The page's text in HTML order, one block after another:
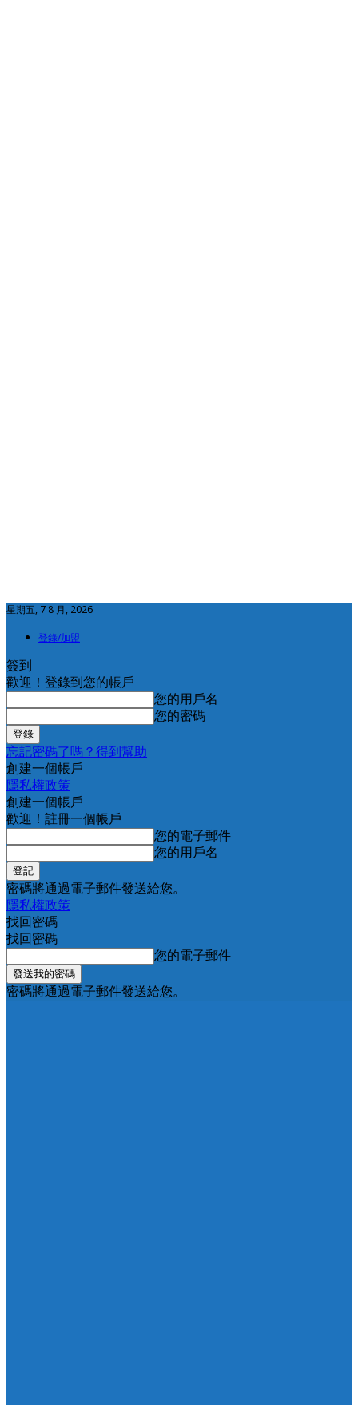
星期五, 7 8 月, 2026
登錄/加盟
簽到
歡迎！登錄到您的帳戶
您的用戶名
您的密碼
忘記密碼了嗎？得到幫助
創建一個帳戶
隱私權政策
創建一個帳戶
歡迎！註冊一個帳戶
您的電子郵件
您的用戶名
密碼將通過電子郵件發送給您。
隱私權政策
找回密碼
找回密碼
您的電子郵件
密碼將通過電子郵件發送給您。